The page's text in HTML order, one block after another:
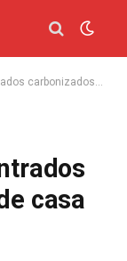
dentro de casa em Araguaína
casa